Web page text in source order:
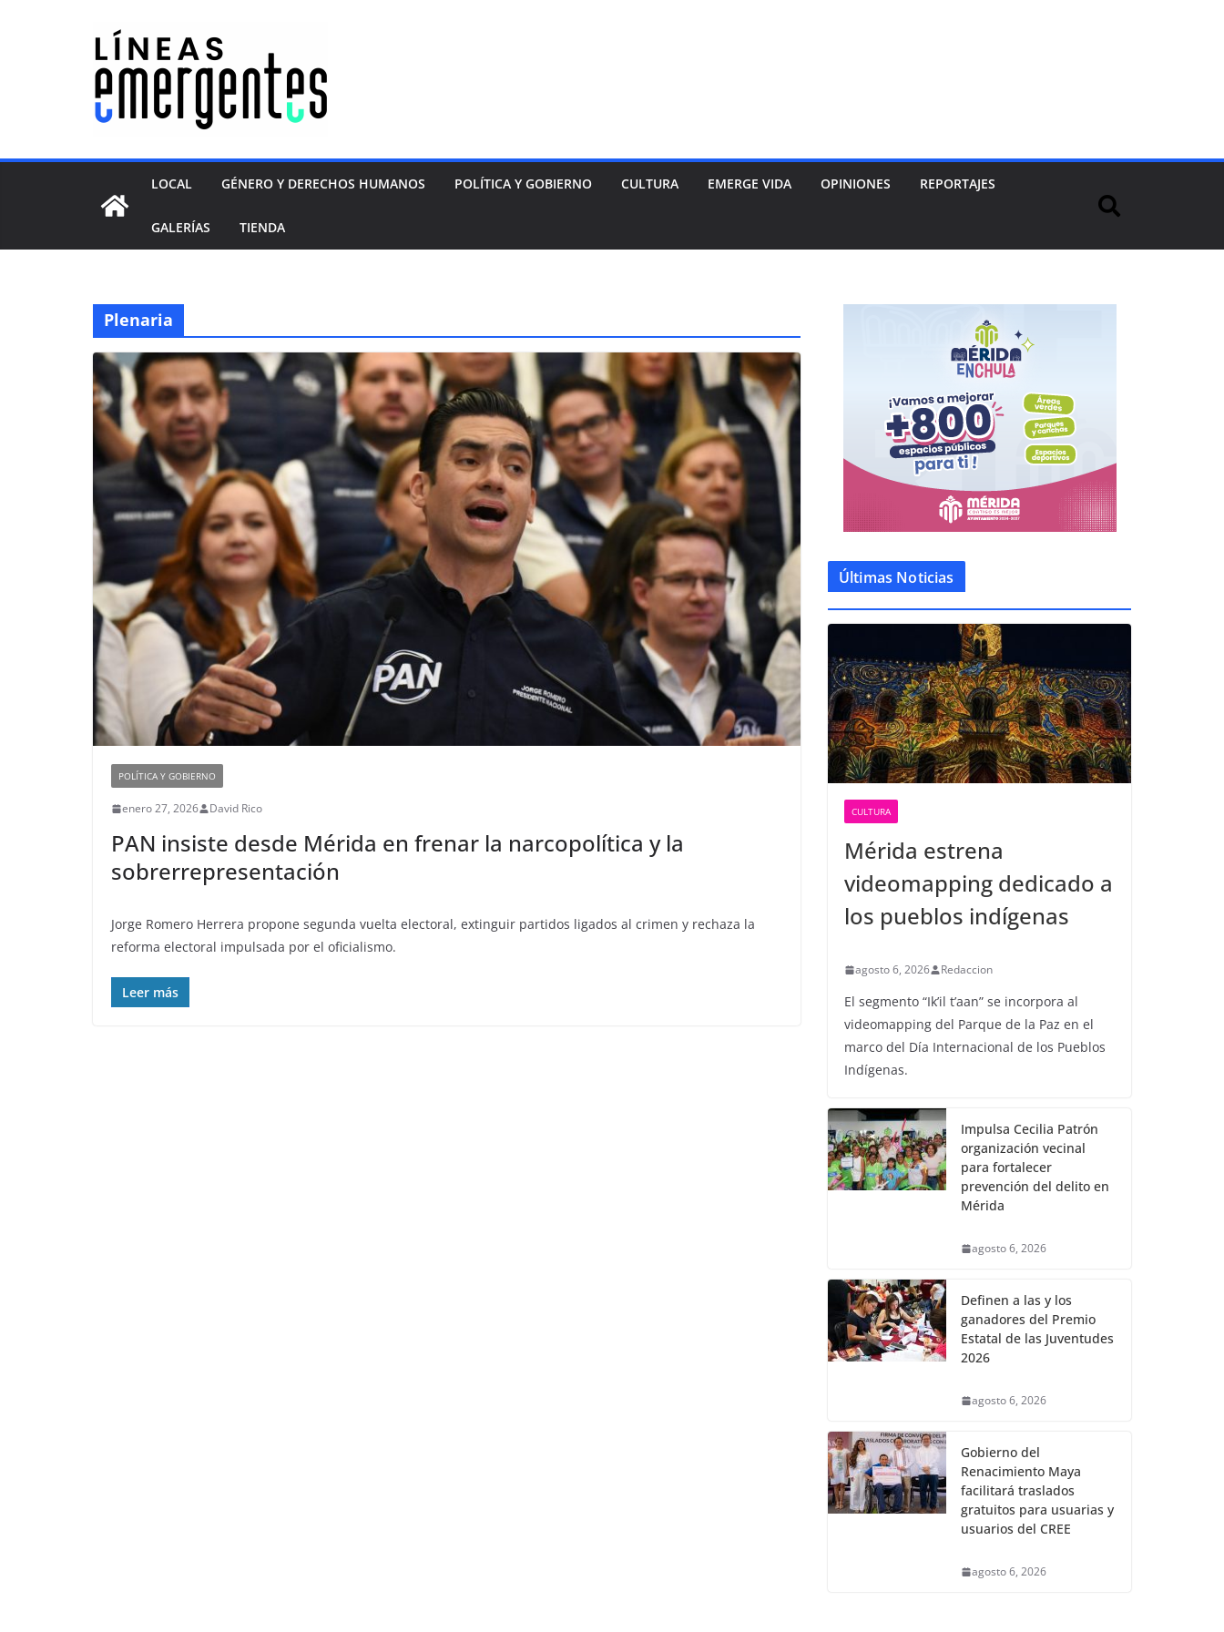
LOCAL GÉNERO Y DERECHOS HUMANOS POLÍTICA Y GOBIERNO CULTURA EMERGE VIDA OPINIONES REPORTAJES
GALERÍAS TIENDA
Plenaria
POLÍTICA Y GOBIERNO
enero 27, 2026 David Rico
PAN insiste desde Mérida en frenar la narcopolítica y la
sobrerrepresentación
Jorge Romero Herrera propone segunda vuelta electoral, extinguir partidos ligados al crimen y rechaza la
reforma electoral impulsada por el oficialismo.
Leer más
Últimas Noticias
CULTURA
Mérida estrena
videomapping dedicado a
los pueblos indígenas
agosto 6, 2026 Redaccion
El segmento “Ik’il t’aan” se incorpora al
videomapping del Parque de la Paz en el
marco del Día Internacional de los Pueblos
Indígenas.
Impulsa Cecilia Patrón
organización vecinal
para fortalecer
prevención del delito en
Mérida
agosto 6, 2026
Definen a las y los
ganadores del Premio
Estatal de las Juventudes
2026
agosto 6, 2026
Gobierno del
Renacimiento Maya
facilitará traslados
gratuitos para usuarias y
usuarios del CREE
agosto 6, 2026